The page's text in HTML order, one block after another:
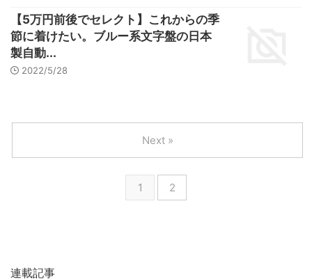
【5万円前後でセレクト】これからの季
節に着けたい。ブルー系文字盤の日本
製自動...
2022/5/28
1 2
Next »
連載記事